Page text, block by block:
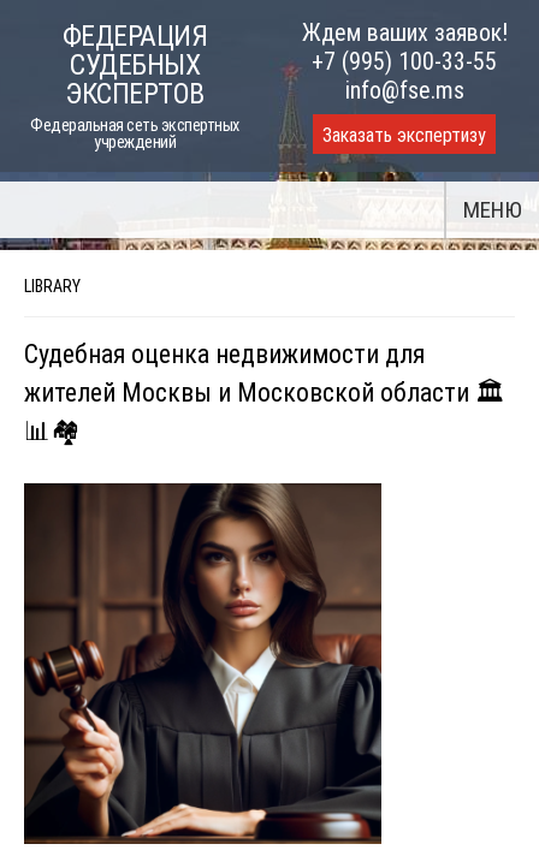
ФЕДЕРАЦИЯ
СУДЕБНЫХ
ЭКСПЕРТОВ
Федеральная сеть экспертных
учреждений
Ждем ваших заявок!
+7 (995) 100-33-55
info@fse.ms
Заказать экспертизу
МЕНЮ
LIBRARY
Судебная оценка недвижимости для
жителей Москвы и Московской области 🏛️
📊🏘️